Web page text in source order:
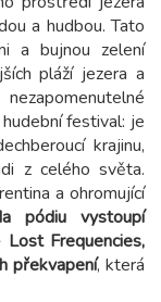
a hudbou. Tato
a bujnou zelení
pláží jezera a
festival: je
krajinu,
z celého světa.
a ohromující
pódiu vystoupí
Frequencies,
překvapení, která